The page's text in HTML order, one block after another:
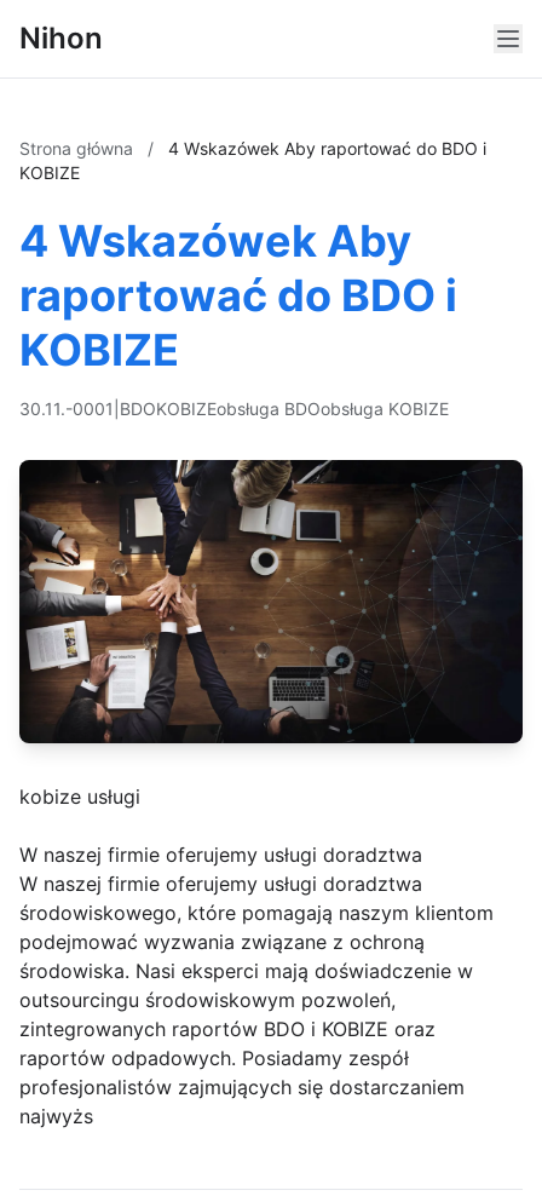
Nihon
Strona główna /
4 Wskazówek Aby raportować do BDO i
KOBIZE
4 Wskazówek Aby
raportować do BDO i
KOBIZE
30.11.-0001 BDOKOBIZEobsługa BDOobsługa KOBIZE
kobize usługi
W naszej firmie oferujemy usługi doradztwa
W naszej firmie oferujemy usługi doradztwa
środowiskowego, które pomagają naszym klientom
podejmować wyzwania związane z ochroną
środowiska. Nasi eksperci mają doświadczenie w
outsourcingu środowiskowym pozwoleń,
zintegrowanych raportów BDO i KOBIZE oraz
raportów odpadowych. Posiadamy zespół
profesjonalistów zajmujących się dostarczaniem
najwyżs